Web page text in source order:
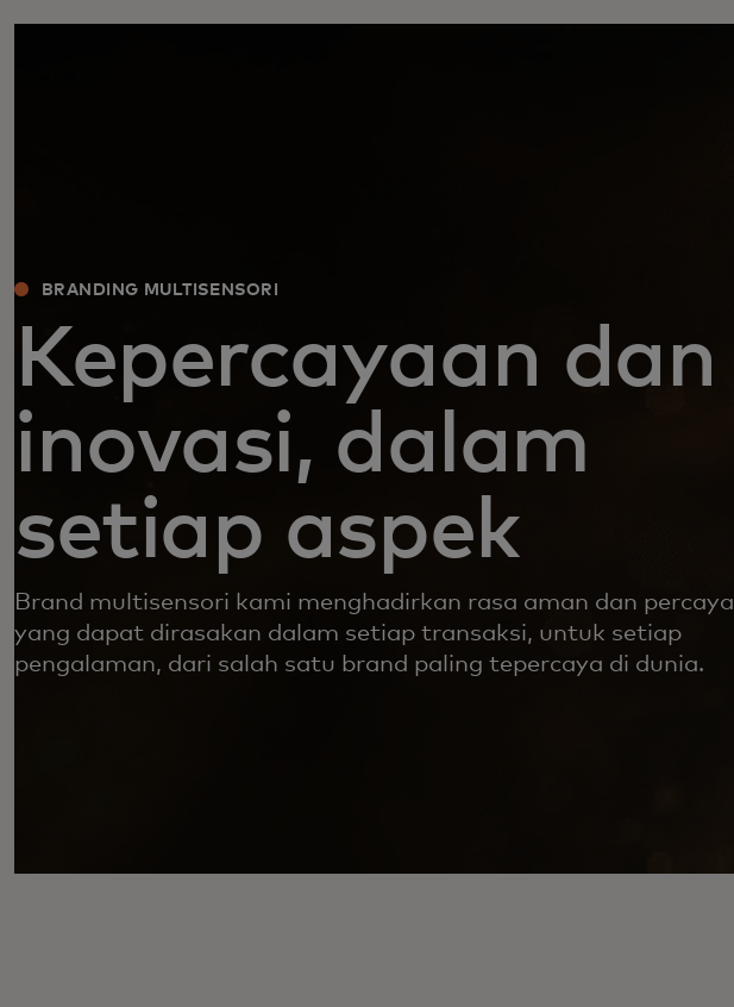
BRANDING MULTISENSORI
Kepercayaan dan
inovasi, dalam
setiap aspek
Brand multisensori kami menghadirkan rasa aman dan percaya
yang dapat dirasakan dalam setiap transaksi, untuk setiap
pengalaman, dari salah satu brand paling tepercaya di dunia.